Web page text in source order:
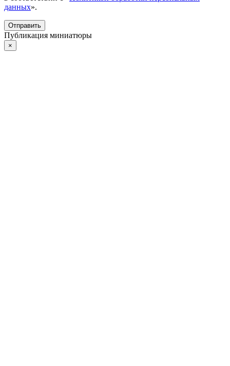
данных».
Отправить
Публикация миниатюры
×